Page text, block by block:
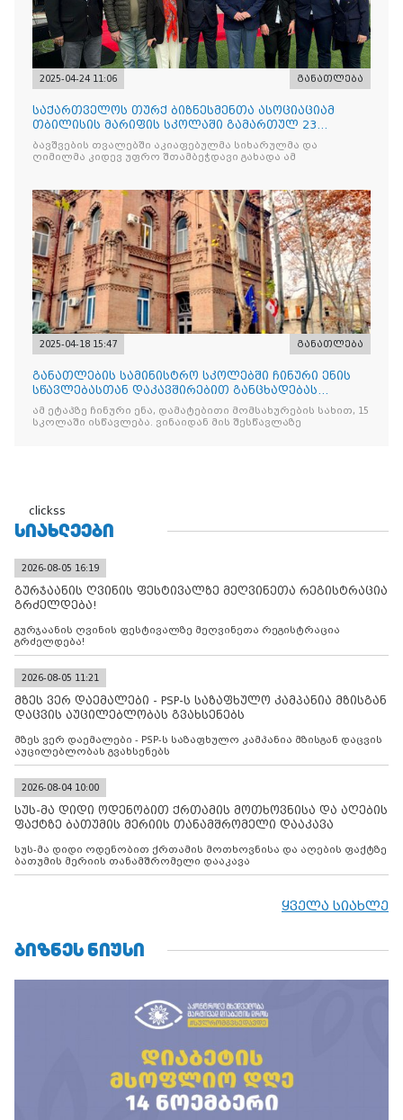
2025-04-24 11:06 განათლება
საქართველოს თურქ ბიზნესმენთა ასოციაციამ
თბილისის მარიფის სკოლაში გამართულ 23
აპრილის ეროვნული სუვერე
ბავშვების თვალებში აკიაფებულმა სიხარულმა და
ღიმილმა კიდევ უფრო შთამბეჭდავი გახადა ამ
2025-04-18 15:47 განათლება
განათლების სამინისტრო სკოლებში ჩინური ენის
სწავლებასთან დაკავშირებით განცხადებას
ავრცელებს
ამ ეტაპზე ჩინური ენა, დამატებითი მომსახურების სახით, 15
სკოლაში ისწავლება. ვინაიდან მის შესწავლაზე
clickss
ᲡᲘᲐᲮᲚᲔᲔᲑᲘ
2026-08-05 16:19
გურჯაანის ღვინის ფესტივალზე მეღვინეთა რეგისტრაცია
გრძელდება!
გურჯაანის ღვინის ფესტივალზე მეღვინეთა რეგისტრაცია
გრძელდება!
2026-08-05 11:21
მზეს ვერ დაემალები - PSP-ს საზაფხულო კამპანია მზისგან
დაცვის აუცილებლობას გვახსენებს
მზეს ვერ დაემალები - PSP-ს საზაფხულო კამპანია მზისგან დაცვის
აუცილებლობას გვახსენებს
2026-08-04 10:00
სუს-მა დიდი ოდენობით ქრთამის მოთხოვნისა და აღების
ფაქტზე ბათუმის მერიის თანამშრომელი დააკავა
სუს-მა დიდი ოდენობით ქრთამის მოთხოვნისა და აღების ფაქტზე
ბათუმის მერიის თანამშრომელი დააკავა
ყველა სიახლე
ᲑᲘᲖᲜᲔᲡ ᲜᲘᲣᲡᲘ